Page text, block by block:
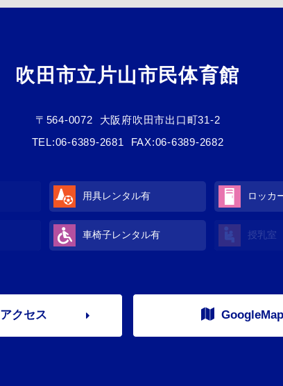
吹田市立片山市民体育館
〒564-0072
大阪府吹田市出口町31-2
TEL:06-6389-2681 FAX:06-6389-2682
用具レンタル有 ロッカ
車椅子レンタル有 授乳室
アクセス GoogleMap